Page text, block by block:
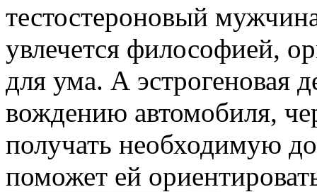
тестостероновый
увлечется философией,
для ума. А эстрогеновая
вождению автомобиля,
получать необходимую
поможет ей